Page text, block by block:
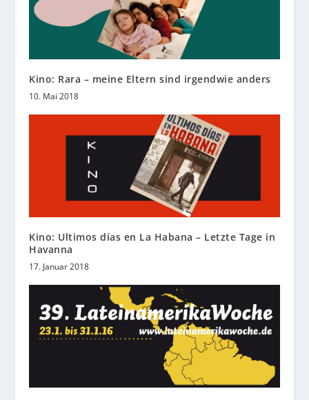
Kino: Rara – meine Eltern sind irgendwie anders
10. Mai 2018
Kino: Ultimos días en La Habana – Letzte Tage in
Havanna
17. Januar 2018